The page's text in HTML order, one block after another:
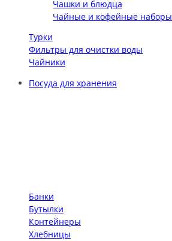
Чашки и блюдца
Чайные и кофейные наборы
Турки
Фильтры для очистки воды
Чайники
Посуда для хранения
Банки
Бутылки
Контейнеры
Хлебницы